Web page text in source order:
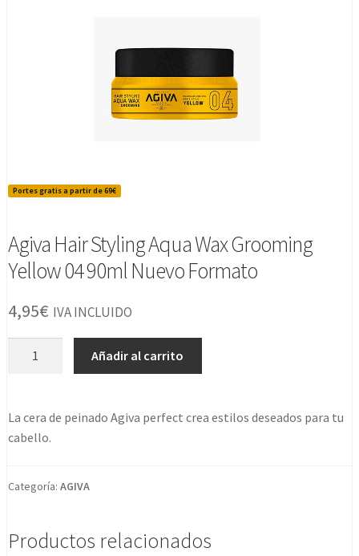
Portes gratis a partir de 69€
Agiva Hair Styling Aqua Wax Grooming
Yellow 04 90ml Nuevo Formato
4,95€ IVA INCLUIDO
Wax
Grooming
04
Formato
Añadir al carrito
La cera de peinado Agiva perfect crea estilos deseados para tu
cabello.
Categoría: AGIVA
Productos relacionados